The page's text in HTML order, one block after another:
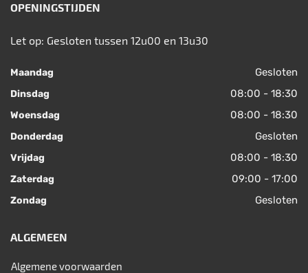
OPENINGSTIJDEN
Let op: Gesloten tussen 12u00 en 13u30
Maandag Gesloten
Dinsdag 08:00 - 18:30
Woensdag 08:00 - 18:30
Donderdag Gesloten
Vrijdag 08:00 - 18:30
Zaterdag 09:00 - 17:00
Zondag Gesloten
ALGEMEEN
Algemene voorwaarden